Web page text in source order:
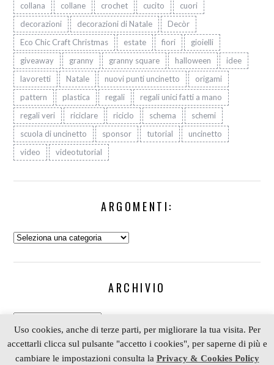
collana
collane crochet cucito
cuori
decorazioni
decorazioni di Natale
Decòr
Eco Chic Craft Christmas
estate fiori
gioielli
giveaway
granny granny square halloween
idee
lavoretti
Natale nuovi punti uncinetto
origami
pattern
plastica regali
regali unici fatti a mano
regali veri
riciclare riciclo schema
schemi
scuola di uncinetto
sponsor tutorial
uncinetto
video
videotutorial
ARGOMENTI:
Argomenti:
ARCHIVIO
Archivio
Uso cookies, anche di terze parti, per migliorare la tua visita. Per
accettarli clicca sul pulsante "accetto i cookies", per saperne di più e
cambiare le impostazioni consulta la Privacy & Cookies Policy